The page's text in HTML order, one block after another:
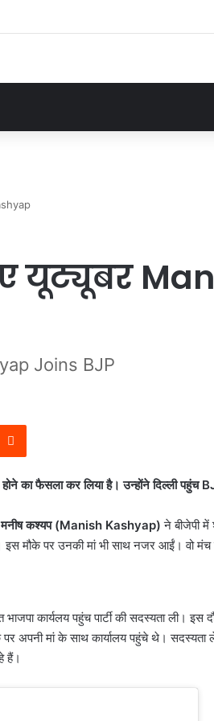
यूट्यूबर
Joins BJP
Reddit
का फैसला कर लिया है। उन्होंने दिल्ली पहुंच
मनीष कश्यप (Manish Kashyap)ने बीजेपी में
इस मौके पर उनकी मां भी साथ नजर आईं। वो
कार्यलय पहुंच पार्टी की सदस्यता ली। इस
अपनी मां के साथ कार्यालय पहुंचे थे। सदस्यता
हैं।